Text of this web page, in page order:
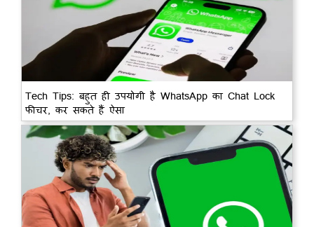
Tech Tips: बहुत ही उपयोगी है WhatsApp का Chat Lock
फीचर, कर सकते हैं ऐसा